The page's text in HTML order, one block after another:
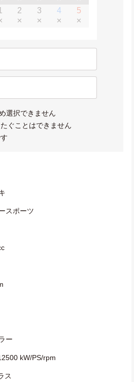
2
✕
3
✕
4
✕
5
✕
選択できません
ぐことはできません
スポーツ
ー
kW/PS/rpm
ス